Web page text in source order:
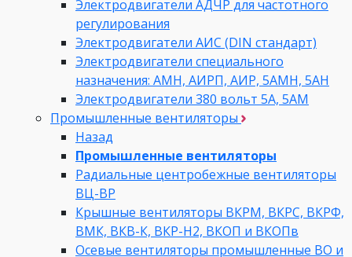
Электродвигатели АДЧР для частотного
регулирования
Электродвигатели АИС (DIN стандарт)
Электродвигатели специального
назначения: АМН, АИРП, АИР, 5АМН, 5АН
Электродвигатели 380 вольт 5А, 5АМ
Промышленные вентиляторы
Назад
Промышленные вентиляторы
Радиальные центробежные вентиляторы
ВЦ-ВР
Крышные вентиляторы ВКРМ, ВКРС, ВКРФ,
ВМК, ВКВ-К, ВКР-Н2, ВКОП и ВКОПв
Осевые вентиляторы промышленные ВО и